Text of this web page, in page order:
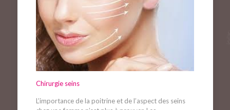
Chirurgie seins
L’importance de la poitrine et de l’aspect des seins